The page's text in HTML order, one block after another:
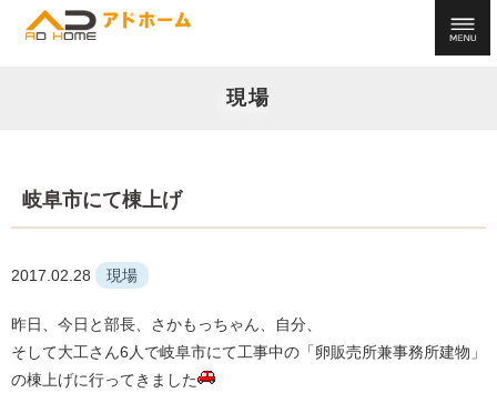
現場
岐阜市にて棟上げ
2017.02.28 現場
昨日、今日と部長、さかもっちゃん、自分、
そして大工さん6人で岐阜市にて工事中の「卵販売所兼事務所建物」
の棟上げに行ってきました